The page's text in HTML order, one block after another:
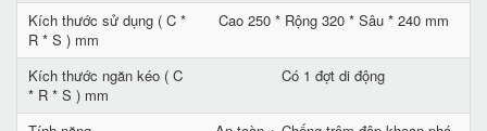
Kích thước sử dụng ( C *
R * S ) mm
Cao 250 * Rộng 320 * Sâu * 240 mm
Kích thước ngăn kéo ( C
* R * S ) mm
Có 1 đợt di động